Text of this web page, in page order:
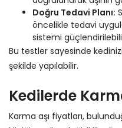
Doğru Tedavi Planı:
öncelikle tedavi
sistemi
Bu testler sayesinde
şekilde yapılabilir.
Kedilerde
Karma aşı fiyatları,